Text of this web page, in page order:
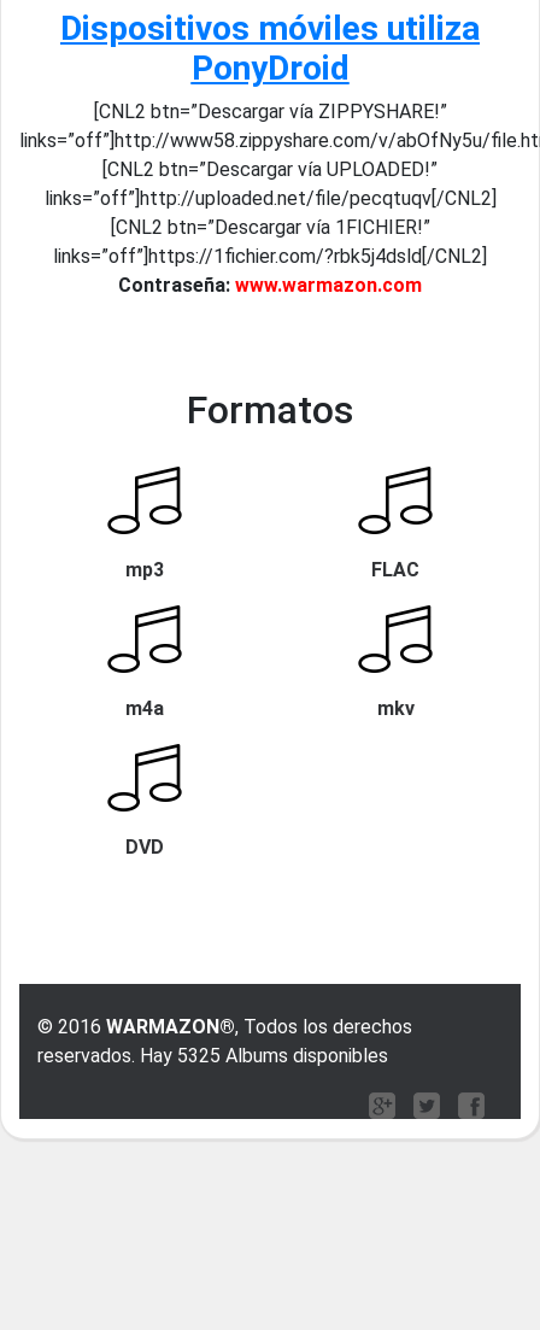
Dispositivos móviles utiliza
PonyDroid
[CNL2 btn=”Descargar vía ZIPPYSHARE!”
links=”off”]http://www58.zippyshare.com/v/abOfNy5u/
[CNL2 btn=”Descargar vía UPLOADED!”
links=”off”]http://uploaded.net/file/pecqtuqv[/CNL2]
[CNL2 btn=”Descargar vía 1FICHIER!”
links=”off”]https://1fichier.com/?rbk5j4dsld[/CNL2]
Contraseña: www.warmazon.com
Formatos
mp3 FLAC
m4a mkv
DVD
© 2016 WARMAZON®, Todos los derechos
reservados. Hay 5325 Albums disponibles